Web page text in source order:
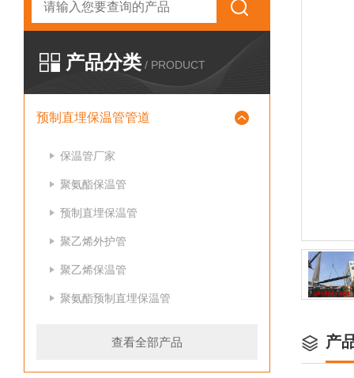
产品分类 / PRODUCT
预制直埋保温管管道
保温管厂家
聚氨酯保温管
预制直埋保温管
聚乙烯外护管
聚乙烯保温管
聚氨酯预制直埋保温管
查看全部产品 产